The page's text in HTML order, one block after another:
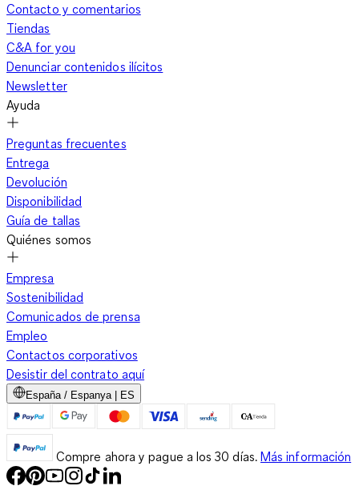
Contacto y comentarios
Tiendas
C&A for you
Denunciar contenidos ilícitos
Newsletter
Ayuda
Preguntas frecuentes
Entrega
Devolución
Disponibilidad
Guía de tallas
Quiénes somos
Empresa
Sostenibilidad
Comunicados de prensa
Empleo
Contactos corporativos
Desistir del contrato aquí
España / Espanya | ES
Compre ahora y pague a los 30 días. Más información